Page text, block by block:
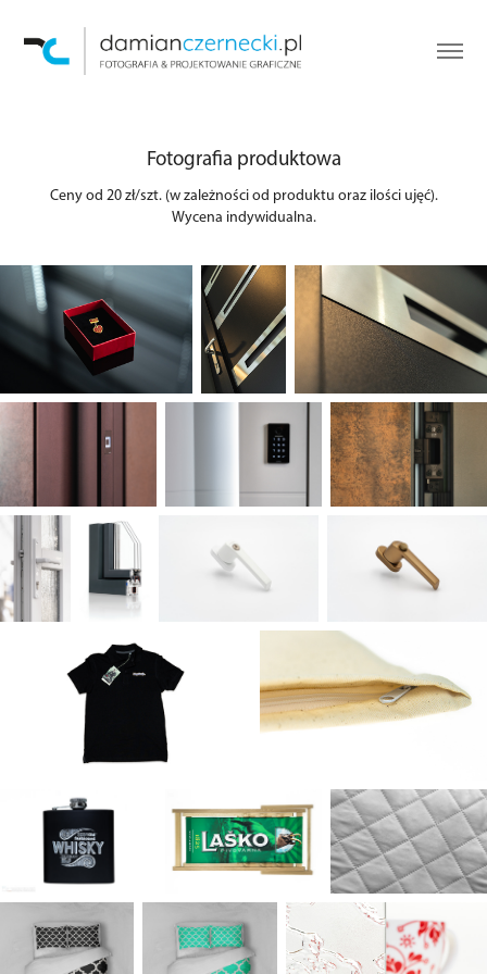
Fotografia produktowa
Ceny od 20 zł/szt. (w zależności od produktu oraz ilości ujęć).
Wycena indywidualna.